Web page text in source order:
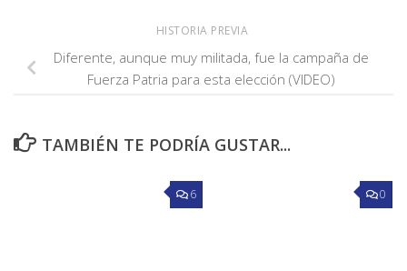
HISTORIA PREVIA
Diferente, aunque muy militada, fue la campaña de
Fuerza Patria para esta elección (VIDEO)
TAMBIÉN TE PODRÍA GUSTAR...
6 0